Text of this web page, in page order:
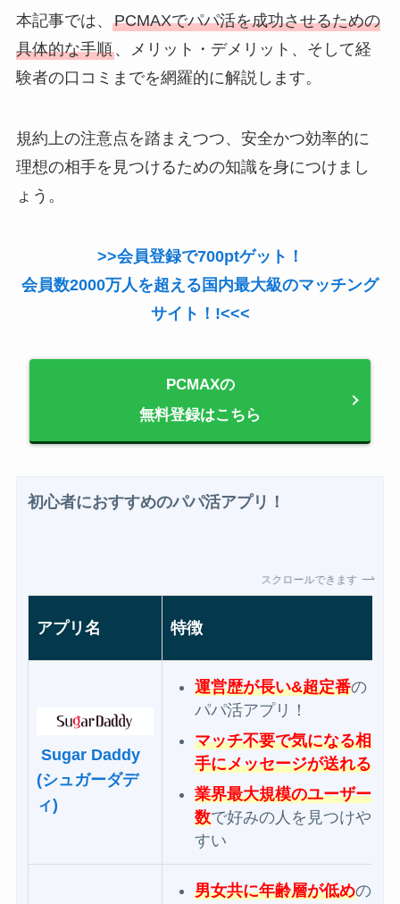
本記事では、 PCMAXでパパ活を成功させるための
具体的な手順、メリット・デメリット、そして経
験者の口コミまでを網羅的に解説します。
規約上の注意点を踏まえつつ、安全かつ効率的に
理想の相手を見つけるための知識を身につけまし
ょう。
>>会員登録で700ptゲット！
会員数2000万人を超える国内最大級のマッチング
サイト！!<<<
PCMAXの
無料登録はこちら
初心者におすすめのパパ活アプリ！
スクロールできます
アプリ名 特徴
Sugar Daddy
(シュガーダデ
ィ)
運営歴が長い&超定番の
パパ活アプリ！
マッチ不要で気になる相
手にメッセージが送れる
業界最大規模のユーザー
数で好みの人を見つけや
すい
男女共に年齢層が低めの